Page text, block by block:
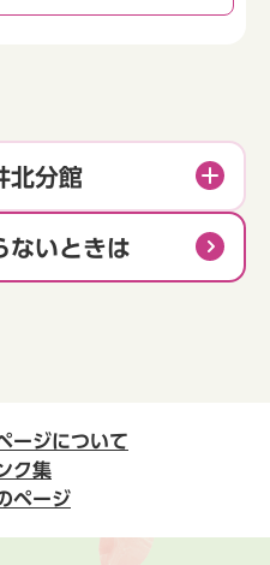
北分館
ないときは
ージについて
ク集
ページ